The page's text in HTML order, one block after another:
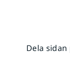
Dela sidan